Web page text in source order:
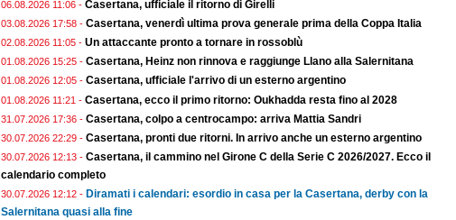
06.08.2026 11:06 - Casertana, ufficiale il ritorno di Girelli
03.08.2026 17:58 - Casertana, venerdì ultima prova generale prima della Coppa Italia
02.08.2026 11:05 - Un attaccante pronto a tornare in rossoblù
01.08.2026 15:25 - Casertana, Heinz non rinnova e raggiunge Llano alla Salernitana
01.08.2026 12:05 - Casertana, ufficiale l'arrivo di un esterno argentino
01.08.2026 11:21 - Casertana, ecco il primo ritorno: Oukhadda resta fino al 2028
31.07.2026 17:36 - Casertana, colpo a centrocampo: arriva Mattia Sandri
30.07.2026 22:29 - Casertana, pronti due ritorni. In arrivo anche un esterno argentino
30.07.2026 12:13 - Casertana, il cammino nel Girone C della Serie C 2026/2027. Ecco il
calendario completo
30.07.2026 12:12 - Diramati i calendari: esordio in casa per la Casertana, derby con la
Salernitana quasi alla fine